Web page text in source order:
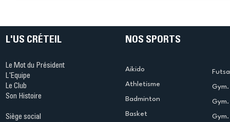
L'US CRÉTEIL
Le Mot du Président
L'Equipe
Le Club
Son Histoire
Siège social
NOS SPORTS
Aikido
Athletisme
Badminton
Basket